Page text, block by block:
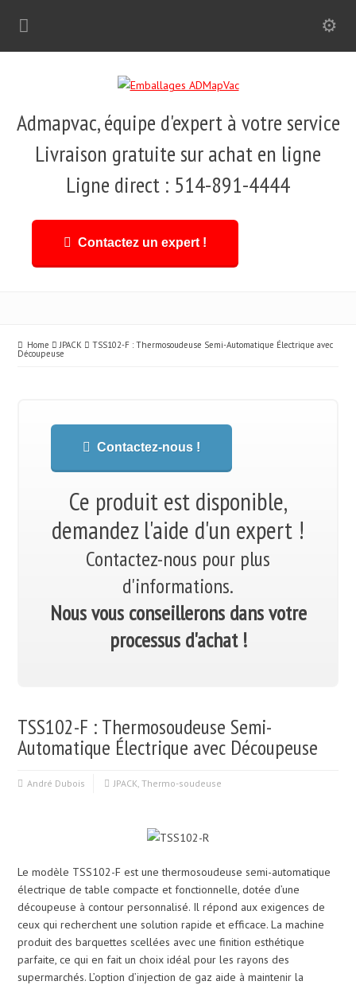
Admapvac, équipe d'expert à votre service
Livraison gratuite sur achat en ligne
Ligne direct : 514-891-4444
Contactez un expert !
Home JPACK TSS102-F : Thermosoudeuse Semi-Automatique Électrique avec
Découpeuse
Contactez-nous !
Ce produit est disponible,
demandez l'aide d'un expert !
Contactez-nous pour plus
d'informations.
Nous vous conseillerons dans votre
processus d'achat !
TSS102-F : Thermosoudeuse Semi-
Automatique Électrique avec Découpeuse
André Dubois JPACK,Thermo-soudeuse
Le modèle TSS102-F est une thermosoudeuse semi-automatique
électrique de table compacte et fonctionnelle, dotée d’une
découpeuse à contour personnalisé. Il répond aux exigences de
ceux qui recherchent une solution rapide et efficace. La machine
produit des barquettes scellées avec une finition esthétique
parfaite, ce qui en fait un choix idéal pour les rayons des
supermarchés. L’option d’injection de gaz aide à maintenir la